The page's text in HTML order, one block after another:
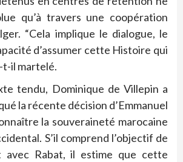
qu’à travers une coopération
“Cela implique le dialogue, le
d’assumer cette Histoire qui
t-il martelé.
tendu, Dominique de Villepin a
la récente décision d’Emmanuel
la souveraineté marocaine
S’il comprend l’objectif de
avec Rabat, il estime que cette